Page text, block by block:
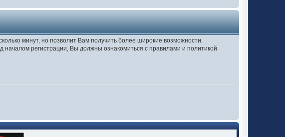
минут, но позволит Вам получить более широкие возможности.
регистрации, Вы должны ознакомиться с правилами и политикой